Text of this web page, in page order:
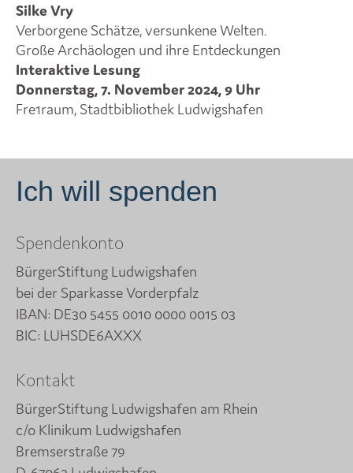
Silke Vry
Verborgene Schätze, versunkene Welten.
Große Archäologen und ihre Entdeckungen
Interaktive Lesung
Donnerstag, 7. November 2024, 9 Uhr
Fre1raum, Stadtbibliothek Ludwigshafen
Ich will spenden
Spendenkonto
BürgerStiftung Ludwigshafen
bei der Sparkasse Vorderpfalz
IBAN: DE30 5455 0010 0000 0015 03
BIC: LUHSDE6AXXX
Kontakt
BürgerStiftung Ludwigshafen am Rhein
c/o Klinikum Ludwigshafen
Bremserstraße 79